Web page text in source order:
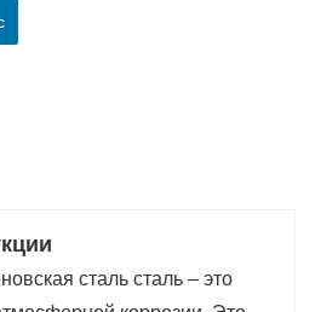
продукцией. и лучшее
сталь сталь – это